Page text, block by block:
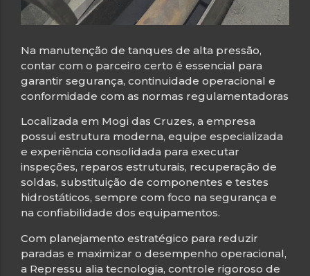
Na manutenção de tanques de alta pressão,
contar com o parceiro certo é essencial para
garantir segurança, continuidade operacional e
conformidade com as normas regulamentadoras
Localizada em Mogi das Cruzes, a empresa
possui estrutura moderna, equipe especializada
e experiência consolidada para executar
inspeções, reparos estruturais, recuperação de
soldas, substituição de componentes e testes
hidrostáticos, sempre com foco na segurança e
na confiabilidade dos equipamentos.
Com planejamento estratégico para reduzir
paradas e maximizar o desempenho operacional,
a Repressu alia tecnologia, controle rigoroso de